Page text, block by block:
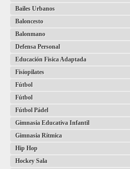
Bailes Urbanos
Baloncesto
Balonmano
Defensa Personal
Educación Fisica Adaptada
Fisiopilates
Fútbol
Fútbol
Fútbol Pádel
Gimnasia Educativa Infantil
Gimnasia Rítmica
Hip Hop
Hockey Sala